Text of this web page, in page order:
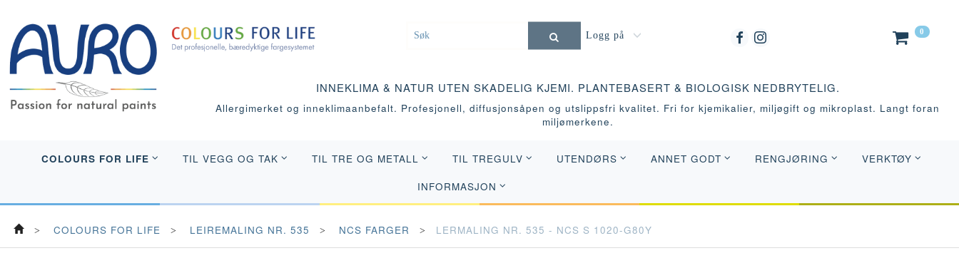
0
Logg på
INNEKLIMA & NATUR UTEN SKADELIG KJEMI. PLANTEBASERT & BIOLOGISK NEDBRYTELIG.
Allergimerket og inneklimaanbefalt. Profesjonell, diffusjonsåpen og utslippsfri kvalitet. Fri for kjemikalier, miljøgift og mikroplast. Langt foran
miljømerkene.
COLOURS FOR LIFE TIL VEGG OG TAK TIL TRE OG METALL TIL TREGULV UTENDØRS ANNET GODT RENGJØRING VERKTØY
INFORMASJON
COLOURS FOR LIFE LEIREMALING NR. 535 NCS FARGER LERMALING NR. 535 - NCS S 1020-G80Y